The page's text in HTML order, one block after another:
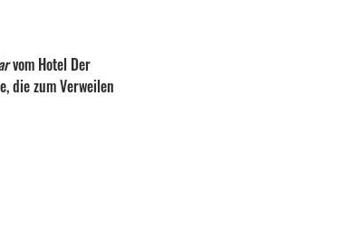
vom Hotel Der
die zum Verweilen